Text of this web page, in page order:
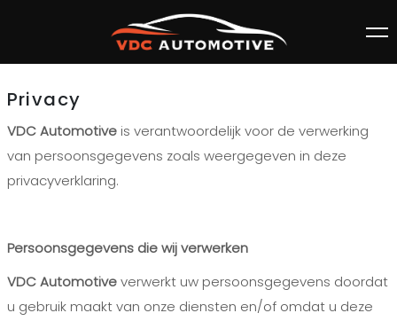
Privacy
VDC Automotiveis verantwoordelijk voor de verwerking
van persoonsgegevens zoals weergegeven in deze
privacyverklaring.
Persoonsgegevens die wij verwerken
VDC Automotiveverwerkt uw persoonsgegevens doordat
u gebruik maakt van onze diensten en/of omdat u deze